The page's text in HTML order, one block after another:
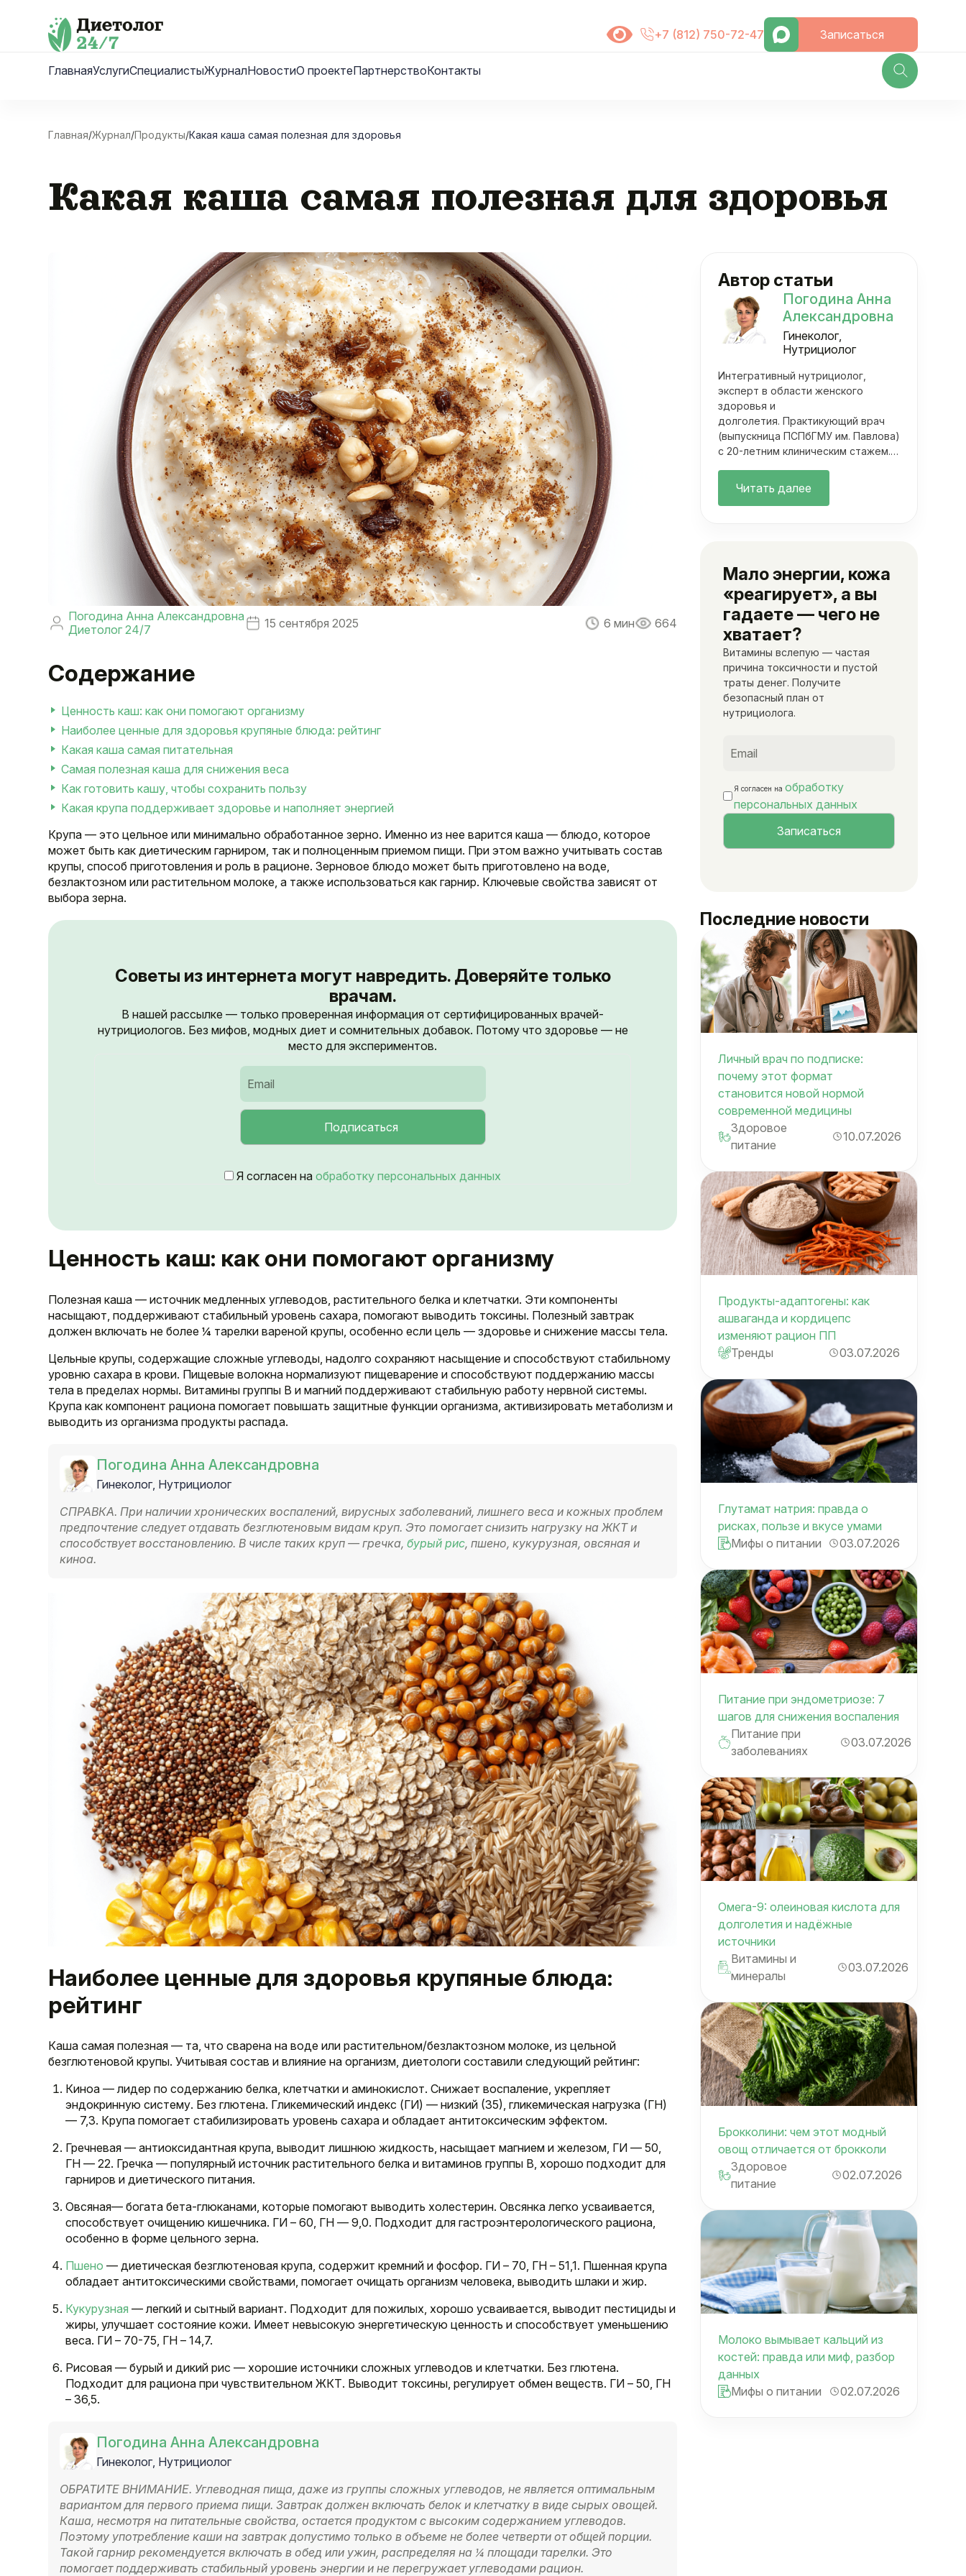
+7 (812) 750-72-47 Записаться
ГлавнаяУслугиСпециалистыЖурналНовостиО проектеПартнерствоКонтакты
Главная/Журнал/Продукты/Какая каша самая полезная для здоровья
Какая каша самая полезная для здоровья
Погодина Анна Александровна
Диетолог 24/7
15 сентября 2025 6 мин 664
Содержание
Ценность каш: как они помогают организму
Наиболее ценные для здоровья крупяные блюда: рейтинг
Какая каша самая питательная
Самая полезная каша для снижения веса
Как готовить кашу, чтобы сохранить пользу
Какая крупа поддерживает здоровье и наполняет энергией
Крупа — это цельное или минимально обработанное зерно. Именно из нее варится каша — блюдо, которое
может быть как диетическим гарниром, так и полноценным приемом пищи. При этом важно учитывать состав
крупы, способ приготовления и роль в рационе. Зерновое блюдо может быть приготовлено на воде,
безлактозном или растительном молоке, а также использоваться как гарнир. Ключевые свойства зависят от
выбора зерна.
Советы из интернета могут навредить. Доверяйте только
врачам.
В нашей рассылке — только проверенная информация от сертифицированных врачей-
нутрициологов. Без мифов, модных диет и сомнительных добавок. Потому что здоровье — не
место для экспериментов.
Я согласен на обработку персональных данных
Ценность каш: как они помогают организму
Полезная каша — источник медленных углеводов, растительного белка и клетчатки. Эти компоненты
насыщают, поддерживают стабильный уровень сахара, помогают выводить токсины. Полезный завтрак
должен включать не более ¼ тарелки вареной крупы, особенно если цель — здоровье и снижение массы тела.
Цельные крупы, содержащие сложные углеводы, надолго сохраняют насыщение и способствуют стабильному
уровню сахара в крови. Пищевые волокна нормализуют пищеварение и способствуют поддержанию массы
тела в пределах нормы. Витамины группы В и магний поддерживают стабильную работу нервной системы.
Крупа как компонент рациона помогает повышать защитные функции организма, активизировать метаболизм и
выводить из организма продукты распада.
Погодина Анна Александровна
Гинеколог, Нутрициолог
СПРАВКА. При наличии хронических воспалений, вирусных заболеваний, лишнего веса и кожных проблем
предпочтение следует отдавать безглютеновым видам круп. Это помогает снизить нагрузку на ЖКТ и
способствует восстановлению. В числе таких круп — гречка,бурый рис, пшено, кукурузная, овсяная и
киноа.
Наиболее ценные для здоровья крупяные блюда:
рейтинг
Каша самая полезная — та, что сварена на воде или растительном/безлактозном молоке, из цельной
безглютеновой крупы. Учитывая состав и влияние на организм, диетологи составили следующий рейтинг:
Киноа — лидер по содержанию белка, клетчатки и аминокислот. Снижает воспаление, укрепляет
эндокринную систему. Без глютена. Гликемический индекс (ГИ) — низкий (35), гликемическая нагрузка (ГН)
— 7,3. Крупа помогает стабилизировать уровень сахара и обладает антитоксическим эффектом.
Гречневая — антиоксидантная крупа, выводит лишнюю жидкость, насыщает магнием и железом, ГИ — 50,
ГН — 22. Гречка — популярный источник растительного белка и витаминов группы В, хорошо подходит для
гарниров и диетического питания.
Овсяная— богата бета-глюканами, которые помогают выводить холестерин. Овсянка легко усваивается,
способствует очищению кишечника. ГИ – 60, ГН — 9,0. Подходит для гастроэнтерологического рациона,
особенно в форме цельного зерна.
Пшено — диетическая безглютеновая крупа, содержит кремний и фосфор. ГИ – 70, ГН – 51,1. Пшенная крупа
обладает антитоксическими свойствами, помогает очищать организм человека, выводить шлаки и жир.
Кукурузная — легкий и сытный вариант. Подходит для пожилых, хорошо усваивается, выводит пестициды и
жиры, улучшает состояние кожи. Имеет невысокую энергетическую ценность и способствует уменьшению
веса. ГИ – 70-75, ГН – 14,7.
Рисовая — бурый и дикий рис — хорошие источники сложных углеводов и клетчатки. Без глютена.
Подходит для рациона при чувствительном ЖКТ. Выводит токсины, регулирует обмен веществ. ГИ – 50, ГН
– 36,5.
Погодина Анна Александровна
Гинеколог, Нутрициолог
ОБРАТИТЕ ВНИМАНИЕ. Углеводная пища, даже из группы сложных углеводов, не является оптимальным
вариантом для первого приема пищи. Завтрак должен включать белок и клетчатку в виде сырых овощей.
Каша, несмотря на питательные свойства, остается продуктом с высоким содержанием углеводов.
Поэтому употребление каши на завтрак допустимо только в объеме не более четверти от общей порции.
Такой гарнир рекомендуется включать в обед или ужин, распределяя на ¼ площади тарелки. Это
помогает поддерживать стабильный уровень энергии и не перегружает углеводами рацион.
Автор статьи
Погодина Анна
Александровна
Гинеколог,
Нутрициолог
Интегративный нутрициолог,
эксперт в области женского
здоровья и
долголетия. Практикующий врач
(выпускница ПСПбГМУ им. Павлова)
с 20-летним клиническим стажем.
медицину с современными
методами нутрициологии. Ее
Читать далее
Мало энергии, кожа
«реагирует», а вы
гадаете — чего не
хватает?
Витамины вслепую — частая
причина токсичности и пустой
траты денег. Получите
безопасный план от
нутрициолога.
Я согласен на обработку
персональных данных
Последние новости
Личный врач по подписке:
почему этот формат
становится новой нормой
современной медицины
Здоровое
питание
10.07.2026
Продукты-адаптогены: как
ашваганда и кордицепс
изменяют рацион ПП
Тренды
03.07.2026
Глутамат натрия: правда о
рисках, пользе и вкусе умами
Мифы о питании
03.07.2026
Питание при эндометриозе: 7
шагов для снижения воспаления
Питание при
заболеваниях
03.07.2026
Омега-9: олеиновая кислота для
долголетия и надёжные
источники
Витамины и
минералы
03.07.2026
Брокколини: чем этот модный
овощ отличается от брокколи
Здоровое
питание
02.07.2026
Молоко вымывает кальций из
костей: правда или миф, разбор
данных
Мифы о питании
02.07.2026